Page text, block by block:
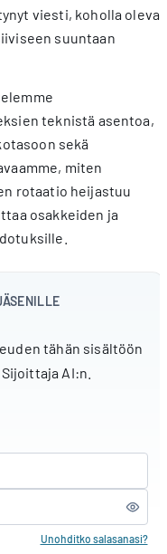
viesti, koholla oleva
suuntaan
teknistä asentoa,
sekä
miten
rotaatio heijastuu
osakkeiden ja
tähän sisältöön
AI:n.
Unohditko salasanasi?